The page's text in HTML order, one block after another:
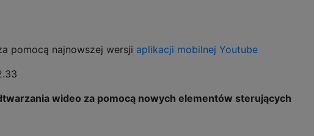
pomocą najnowszej wersji aplikacji mobilnej Youtube
wideo za pomocą nowych elementów sterujących